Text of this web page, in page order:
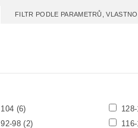
FILTR PODLE PARAMETRŮ,
104 (6)
92-98(2)